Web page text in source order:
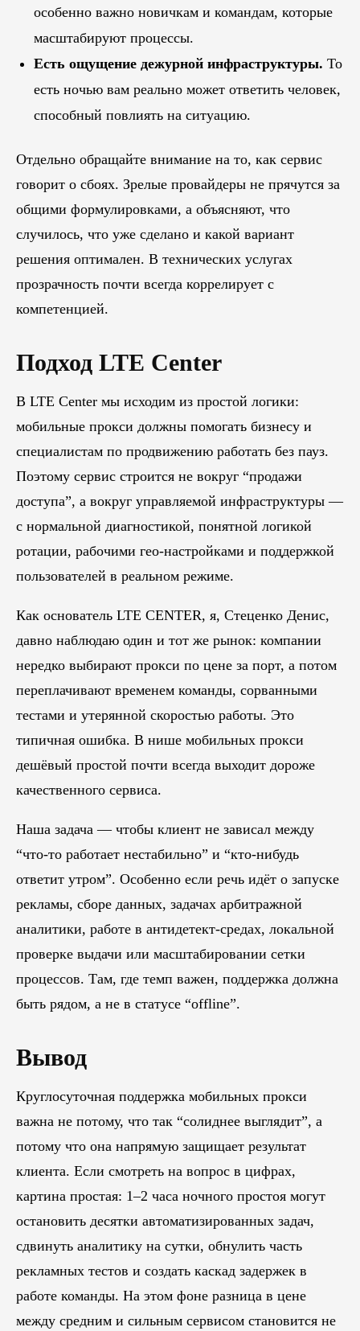
особенно важно новичкам и командам, которые
масштабируют процессы.
Есть ощущение дежурной инфраструктуры. То
есть ночью вам реально может ответить человек,
способный повлиять на ситуацию.
Отдельно обращайте внимание на то, как сервис
говорит о сбоях. Зрелые провайдеры не прячутся за
общими формулировками, а объясняют, что
случилось, что уже сделано и какой вариант
решения оптимален. В технических услугах
прозрачность почти всегда коррелирует с
компетенцией.
Подход LTE Center
В LTE Center мы исходим из простой логики:
мобильные прокси должны помогать бизнесу и
специалистам по продвижению работать без пауз.
Поэтому сервис строится не вокруг “продажи
доступа”, а вокруг управляемой инфраструктуры —
с нормальной диагностикой, понятной логикой
ротации, рабочими гео-настройками и поддержкой
пользователей в реальном режиме.
Как основатель LTE CENTER, я, Стеценко Денис,
давно наблюдаю один и тот же рынок: компании
нередко выбирают прокси по цене за порт, а потом
переплачивают временем команды, сорванными
тестами и утерянной скоростью работы. Это
типичная ошибка. В нише мобильных прокси
дешёвый простой почти всегда выходит дороже
качественного сервиса.
Наша задача — чтобы клиент не зависал между
“что-то работает нестабильно” и “кто-нибудь
ответит утром”. Особенно если речь идёт о запуске
рекламы, сборе данных, задачах арбитражной
аналитики, работе в антидетект-средах, локальной
проверке выдачи или масштабировании сетки
процессов. Там, где темп важен, поддержка должна
быть рядом, а не в статусе “offline”.
Вывод
Круглосуточная поддержка мобильных прокси
важна не потому, что так “солиднее выглядит”, а
потому что она напрямую защищает результат
клиента. Если смотреть на вопрос в цифрах,
картина простая: 1–2 часа ночного простоя могут
остановить десятки автоматизированных задач,
сдвинуть аналитику на сутки, обнулить часть
рекламных тестов и создать каскад задержек в
работе команды. На этом фоне разница в цене
между средним и сильным сервисом становится не
Похожие
ПЕРЕЙТИ В БЛОГ
ПЕРЕЙТИ В БЛОГ